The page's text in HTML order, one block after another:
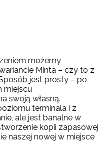
możemy
Minta – czy to z
jest prosty – po
miejscu
swoją własną.
terminala i z
ale jest banalne w
kopii zapasowej
naszej nowej w miejsce